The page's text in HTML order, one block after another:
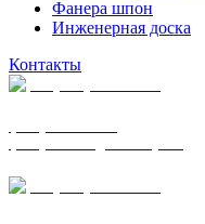
Фанера шпон
Инженерная доска
Контакты